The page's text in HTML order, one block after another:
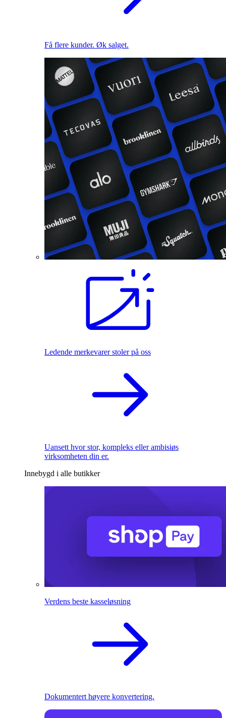
Få flere kunder. Øk salget.
Ledende merkevarer stoler på oss
Uansett hvor stor, kompleks eller ambisiøs
virksomheten din er.
Innebygd i alle butikker
Verdens beste kasseløsning
Dokumentert høyere konvertering.